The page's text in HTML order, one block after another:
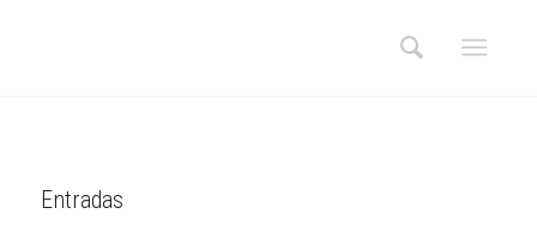
Entradas